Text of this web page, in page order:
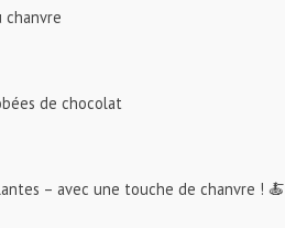
chanvre
de chocolat
– avec une touche de chanvre ! 🍝